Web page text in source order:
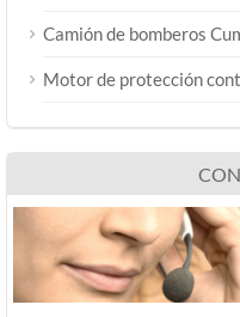
Camión de bomberos
Motor de protección